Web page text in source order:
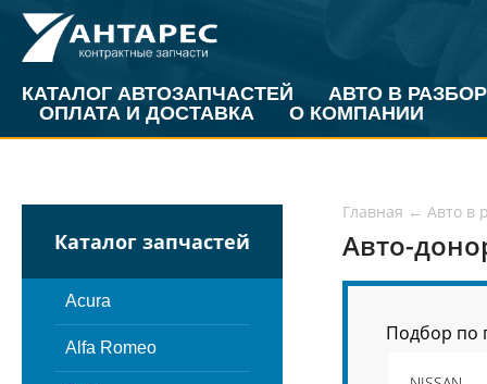
КАТАЛОГ АВТОЗАПЧАСТЕЙ
АВТО В РАЗБОР
ОПЛАТА И ДОСТАВКА
О КОМПАНИИ
Каталог запчастей
Acura
Alfa Romeo
Главная ← Авто в
Авто-
Подбор по